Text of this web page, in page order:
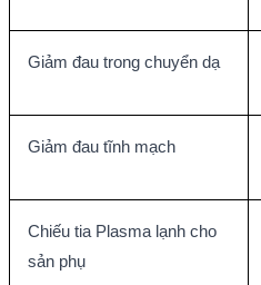
Giảm đau trong chuyển dạ
Giảm đau tĩnh mạch
Chiếu tia Plasma lạnh cho
sản phụ